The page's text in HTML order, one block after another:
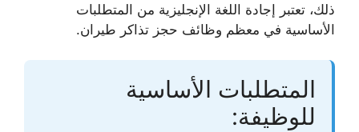
ذلك، تعتبر إجادة اللغة الإنجليزية من المتطلبات
الأساسية في معظم وظائف حجز تذاكر طيران.
المتطلبات الأساسية
للوظيفة: